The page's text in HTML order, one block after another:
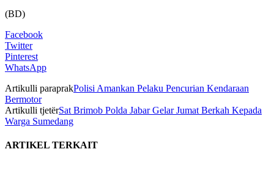
(BD)
Facebook
Twitter
Pinterest
WhatsApp
Artikulli paraprakPolisi Amankan Pelaku Pencurian Kendaraan
Bermotor
Artikulli tjetërSat Brimob Polda Jabar Gelar Jumat Berkah Kepada
Warga Sumedang
ARTIKEL TERKAIT